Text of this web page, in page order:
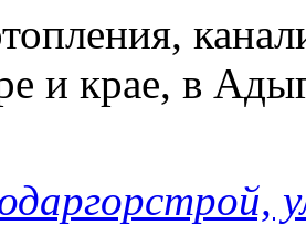
и крае, в